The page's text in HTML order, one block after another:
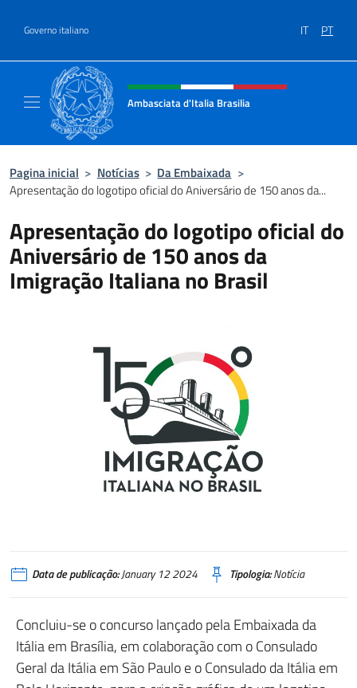
Governo italiano IT PT
Site, social e cabeçalho do menu
Ambasciata d'Italia Brasilia
Pagina inicial > Notícias > Da Embaixada >
Apresentação do logotipo oficial do Aniversário de 150 anos da...
Apresentação do logotipo oficial do
Aniversário de 150 anos da
Imigração Italiana no Brasil
Data de publicação:January 12 2024 Tipologia:Notícia
Concluiu-se o concurso lançado pela Embaixada da
Itália em Brasília, em colaboração com o Consulado
Geral da Itália em São Paulo e o Consulado da Itália em